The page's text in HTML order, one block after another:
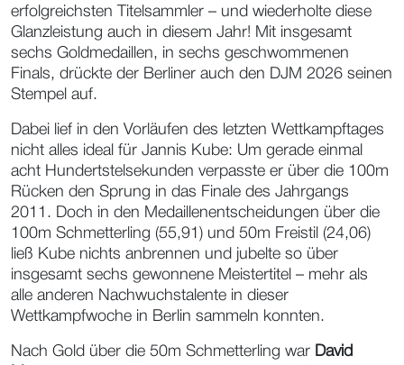
erfolgreichsten Titelsammler – und wiederholte diese
Glanzleistung auch in diesem Jahr! Mit insgesamt
sechs Goldmedaillen, in sechs geschwommenen
Finals, drückte der Berliner auch den DJM 2026 seinen
Stempel auf.
Dabei lief in den Vorläufen des letzten Wettkampftages
nicht alles ideal für Jannis Kube: Um gerade einmal
acht Hundertstelsekunden verpasste er über die 100m
Rücken den Sprung in das Finale des Jahrgangs
2011. Doch in den Medaillenentscheidungen über die
100m Schmetterling (55,91) und 50m Freistil (24,06)
ließ Kube nichts anbrennen und jubelte so über
insgesamt sechs gewonnene Meistertitel – mehr als
alle anderen Nachwuchstalente in dieser
Wettkampfwoche in Berlin sammeln konnten.
Nach Gold über die 50m Schmetterling war David